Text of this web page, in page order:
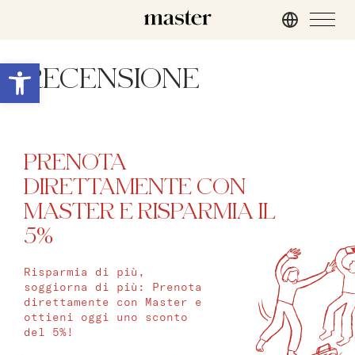
Roma
master Trevi
master St. Paul’s
master Cannon
master Farringdon
master La Rambla
Amburgo
RECENSIONE
PRENOTA
DIRETTAMENTE CON
MASTER E RISPARMIA IL
5%
Risparmia di più,
soggiorna di più: Prenota
direttamente con Master e
ottieni oggi uno sconto
del 5%!
Apri la barra degli strumenti